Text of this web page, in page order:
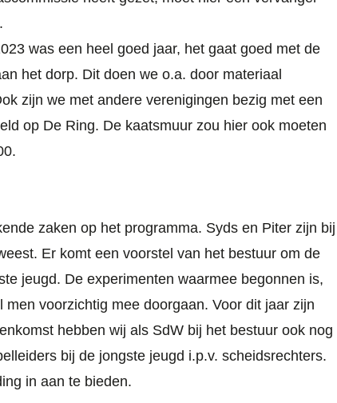
was een heel goed jaar, het gaat goed met de
het dorp. Dit doen we o.a. door materiaal
zijn we met andere verenigingen bezig met een
op De Ring. De kaatsmuur zou hier ook moeten
zaken op het programma. Syds en Piter zijn bij
Er komt een voorstel van het bestuur om de
jeugd. De experimenten waarmee begonnen is,
voorzichtig mee doorgaan. Voor dit jaar zijn
hebben wij als SdW bij het bestuur ook nog
bij de jongste jeugd i.p.v. scheidsrechters.
in aan te bieden.